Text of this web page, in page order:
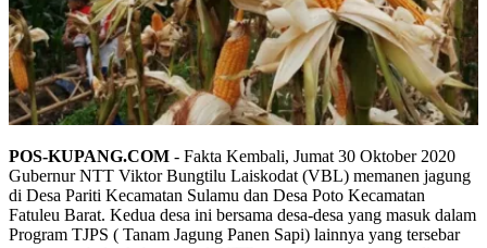
POS-KUPANG.COM - Fakta Kembali, Jumat 30 Oktober 2020
Gubernur NTT Viktor Bungtilu Laiskodat (VBL) memanen jagung
di Desa Pariti Kecamatan Sulamu dan Desa Poto Kecamatan
Fatuleu Barat. Kedua desa ini bersama desa-desa yang masuk dalam
Program TJPS ( Tanam Jagung Panen Sapi) lainnya yang tersebar